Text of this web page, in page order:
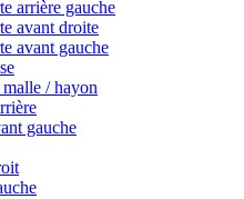
arrière gauche
avant droite
avant gauche
/ hayon
gauche